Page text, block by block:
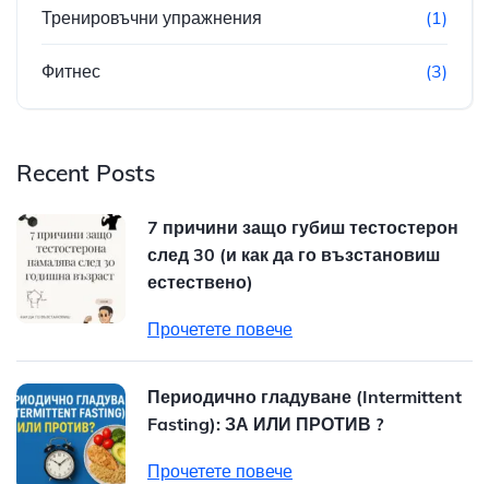
Тренировъчни упражнения (1)
Фитнес (3)
Recent Posts
7 причини защо губиш тестостерон
след 30 (и как да го възстановиш
естествено)
Прочетете повече
Периодично гладуване (Intermittent
Fasting): ЗА ИЛИ ПРОТИВ ?
Прочетете повече